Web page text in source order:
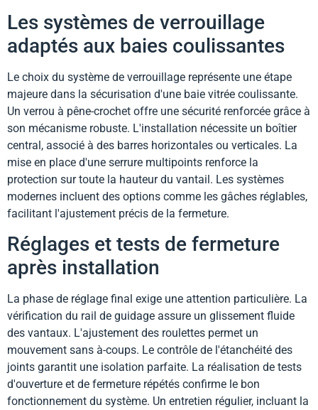
Les systèmes de verrouillage
adaptés aux baies coulissantes
Le choix du système de verrouillage représente une étape
majeure dans la sécurisation d'une baie vitrée coulissante.
Un verrou à pêne-crochet offre une sécurité renforcée grâce à
son mécanisme robuste. L'installation nécessite un boîtier
central, associé à des barres horizontales ou verticales. La
mise en place d'une serrure multipoints renforce la
protection sur toute la hauteur du vantail. Les systèmes
modernes incluent des options comme les gâches réglables,
facilitant l'ajustement précis de la fermeture.
Réglages et tests de fermeture
après installation
La phase de réglage final exige une attention particulière. La
vérification du rail de guidage assure un glissement fluide
des vantaux. L'ajustement des roulettes permet un
mouvement sans à-coups. Le contrôle de l'étanchéité des
joints garantit une isolation parfaite. La réalisation de tests
d'ouverture et de fermeture répétés confirme le bon
fonctionnement du système. Un entretien régulier, incluant la